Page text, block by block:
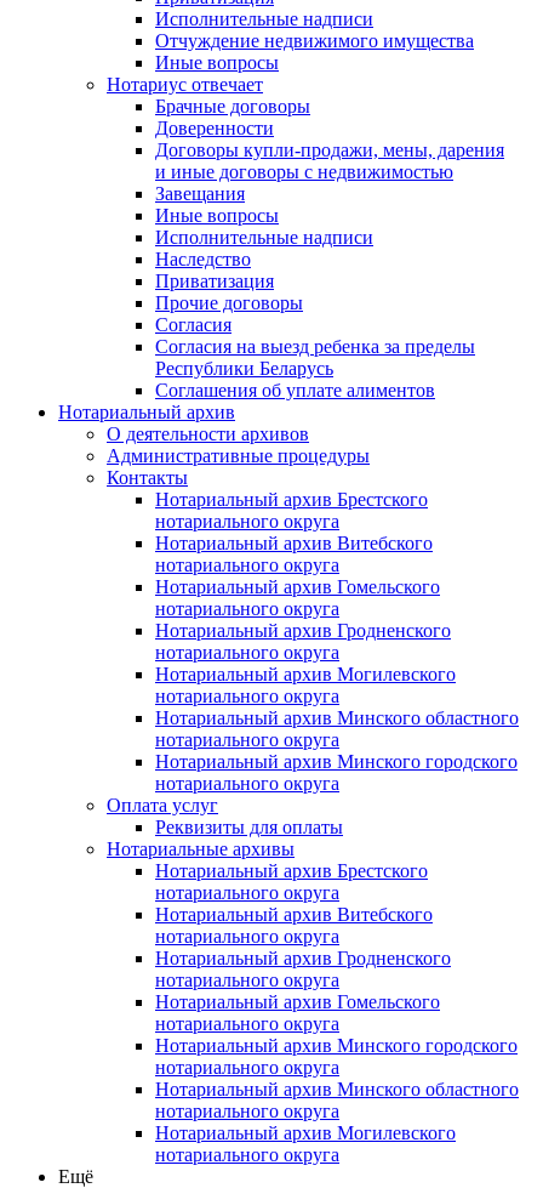
Исполнительные надписи
Отчуждение недвижимого имущества
Иные вопросы
Нотариус отвечает
Брачные договоры
Доверенности
Договоры купли-продажи, мены, дарения
и иные договоры с недвижимостью
Завещания
Иные вопросы
Исполнительные надписи
Наследство
Приватизация
Прочие договоры
Согласия
Согласия на выезд ребенка за пределы
Республики Беларусь
Соглашения об уплате алиментов
Нотариальный архив
О деятельности архивов
Административные процедуры
Контакты
Нотариальный архив Брестского
нотариального округа
Нотариальный архив Витебского
нотариального округа
Нотариальный архив Гомельского
нотариального округа
Нотариальный архив Гродненского
нотариального округа
Нотариальный архив Могилевского
нотариального округа
Нотариальный архив Минского областного
нотариального округа
Нотариальный архив Минского городского
нотариального округа
Оплата услуг
Реквизиты для оплаты
Нотариальные архивы
Нотариальный архив Брестского
нотариального округа
Нотариальный архив Витебского
нотариального округа
Нотариальный архив Гродненского
нотариального округа
Нотариальный архив Гомельского
нотариального округа
Нотариальный архив Минского городского
нотариального округа
Нотариальный архив Минского областного
нотариального округа
Нотариальный архив Могилевского
нотариального округа
Ещё